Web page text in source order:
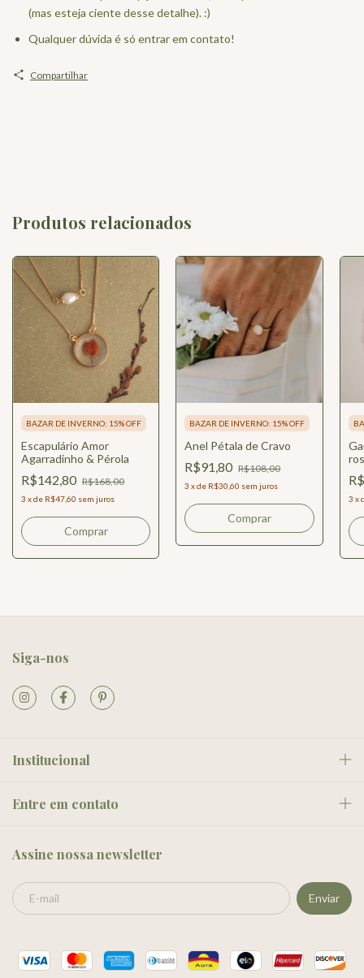
(mas esteja ciente desse detalhe). :)
Qualquer dúvida é só entrar em contato!
Compartilhar
Produtos relacionados
BAZAR DE INVERNO: 15% OFF
Escapulário Amor
Agarradinho & Pérola
R$142,80 R$168,00
3 xde R$47,60 sem juros
Comprar
BAZAR DE INVERNO: 15% OFF
Anel Pétala de Cravo
R$91,80 R$108,00
3 xde R$30,60 sem juros
Comprar
3 x
Siga-nos
Institucional
Entre em contato
Assine nossa newsletter